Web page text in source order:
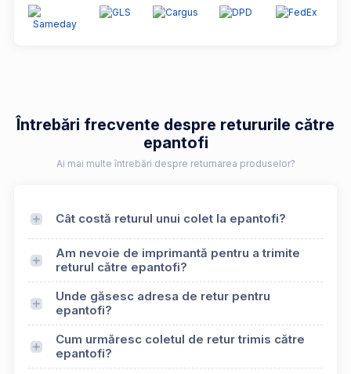
Întrebări frecvente despre retururile către
epantofi
Ai mai multe întrebări despre returnarea produselor?
Cât costă returul unui colet la epantofi?
Am nevoie de imprimantă pentru a trimite
returul către epantofi?
Unde găsesc adresa de retur pentru
epantofi?
Cum urmăresc coletul de retur trimis către
epantofi?